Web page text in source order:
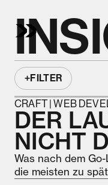
+FILTER
VOICE
CRAFT
FIELD
WEB DEVELOPMENT
DIGITAL
CRAFT | WEB
DER
NICHT
Was nach dem
die meisten zu